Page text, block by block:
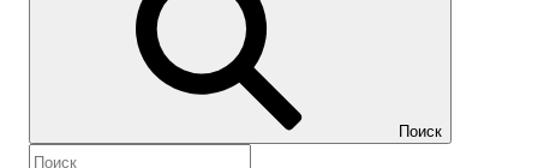
Показать содержание
Содержание
Поиск